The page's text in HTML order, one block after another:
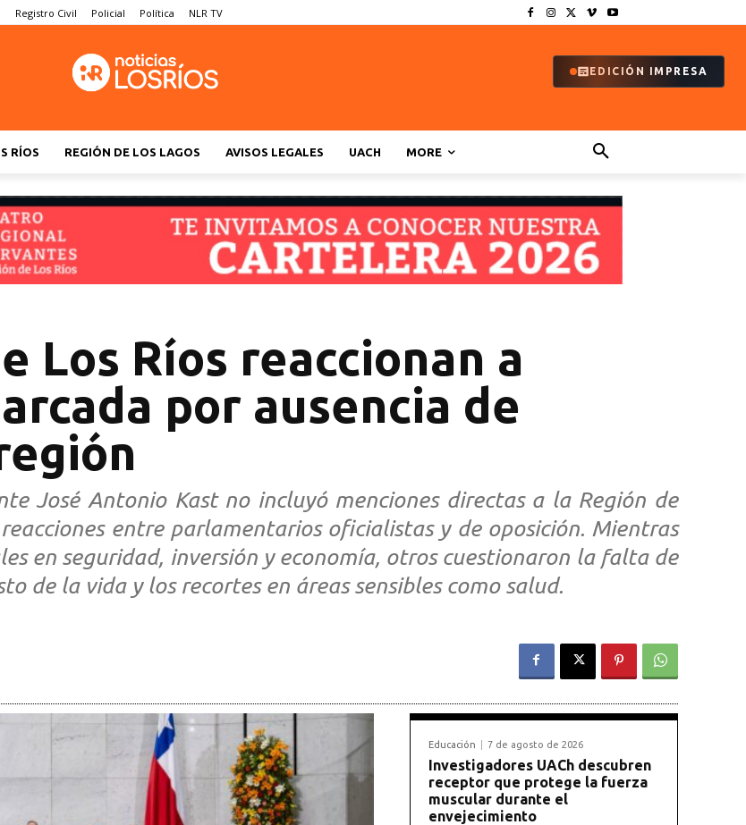
Registro Civil Policial Política NLR TV
EDICIÓN IMPRESA
RÍOS REGIÓN DE LOS LAGOS AVISOS LEGALES UACH MORE
Los Ríos reaccionan a
por ausencia de
José Antonio Kast no incluyó menciones directas a la Región de
entre parlamentarios oficialistas y de oposición. Mientras
en seguridad, inversión y economía, otros cuestionaron la falta de
de la vida y los recortes en áreas sensibles como salud.
Educación 7 de agosto de 2026
Investigadores UACh descubren
receptor que protege la fuerza
muscular durante el
envejecimiento